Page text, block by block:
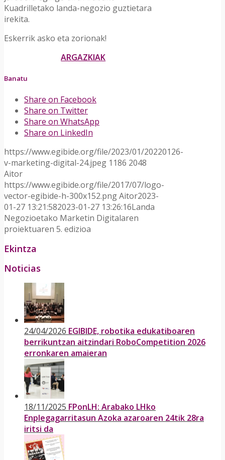
Kuadrilletako landa-negozio guztietara
irekita.
Eskerrik asko eta zorionak!
ARGAZKIAK
Banatu
Share on Facebook
Share on Twitter
Share on WhatsApp
Share on LinkedIn
https://www.egibide.org/file/2023/01/20220126-
v-marketing-digital-24.jpeg 1186 2048
Aitor
https://www.egibide.org/file/2017/07/logo-
vector-egibide-h-300x152.pngAitor2023-
01-27 13:21:582023-01-27 13:26:16Landa
Negozioetako Marketin Digitalaren
proiektuaren 5. edizioa
Ekintza
Noticias
24/04/2026 EGIBIDE, robotika edukatiboaren
berrikuntzan aitzindari RoboCompetition 2026
erronkaren amaieran
18/11/2025 FPonLH: Arabako LHko
Enplegagarritasun Azoka azaroaren 24tik 28ra
iritsi da